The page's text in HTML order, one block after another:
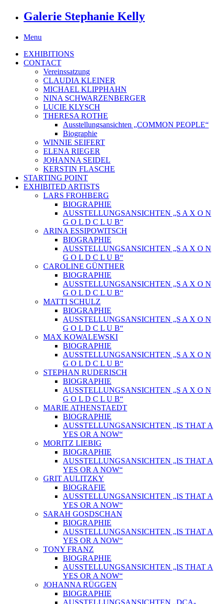
Galerie Stephanie Kelly
Menu
EXHIBITIONS
CONTACT
Vereinssatzung
CLAUDIA KLEINER
MICHAEL KLIPPHAHN
NINA SCHWARZENBERGER
LUCIE KLYSCH
THERESA ROTHE
Ausstellungsansichten „COMMON PEOPLE“
Biographie
WINNIE SEIFERT
ELENA RIEGER
JOHANNA SEIDEL
KERSTIN FLASCHE
STARTING POINT
EXHIBITED ARTISTS
LARS FROHBERG
BIOGRAPHIE
AUSSTELLUNGSANSICHTEN „S A X O N
G O L D C L U B“
ARINA ESSIPOWITSCH
BIOGRAPHIE
AUSSTELLUNGSANSICHTEN „S A X O N
G O L D C L U B“
CAROLINE GÜNTHER
BIOGRAPHIE
AUSSTELLUNGSANSICHTEN „S A X O N
G O L D C L U B“
MATTI SCHULZ
BIOGRAPHIE
AUSSTELLUNGSANSICHTEN „S A X O N
G O L D C L U B“
MAX KOWALEWSKI
BIOGRAPHIE
AUSSTELLUNGSANSICHTEN „S A X O N
G O L D C L U B“
STEPHAN RUDERISCH
BIOGRAPHIE
AUSSTELLUNGSANSICHTEN „S A X O N
G O L D C L U B“
MARIE ATHENSTAEDT
BIOGRAPHIE
AUSSTELLUNGSANSICHTEN „IS THAT A
YES OR A NOW“
MORITZ LIEBIG
BIOGRAPHIE
AUSSTELLUNGSANSICHTEN „IS THAT A
YES OR A NOW“
GRIT AULITZKY
BIOGRAFIE
AUSSTELLUNGSANSICHTEN „IS THAT A
YES OR A NOW“
SARAH GOSDSCHAN
BIOGRAPHIE
AUSSTELLUNGSANSICHTEN „IS THAT A
YES OR A NOW“
TONY FRANZ
BIOGRAPHIE
AUSSTELLUNGSANSICHTEN „IS THAT A
YES OR A NOW“
JOHANNA RÜGGEN
BIOGRAPHIE
AUSSTELLUNGSANSICHTEN „DCA-